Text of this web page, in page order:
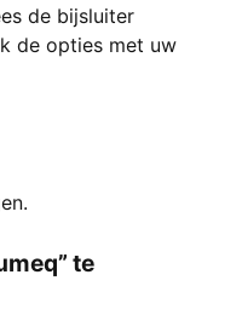
de bijsluiter
de opties met uw
te